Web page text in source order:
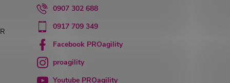
0907 302 688
0917 709 349
Facebook PROagility
proagility
Youtube PROagility